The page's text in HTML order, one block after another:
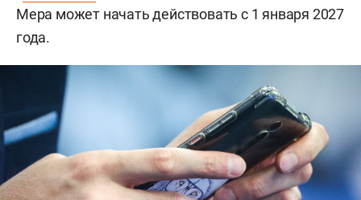
Мера может начать действовать с 1 января 2027
года.